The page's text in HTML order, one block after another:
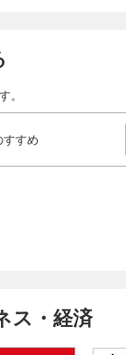
。
すめ
ス・経済